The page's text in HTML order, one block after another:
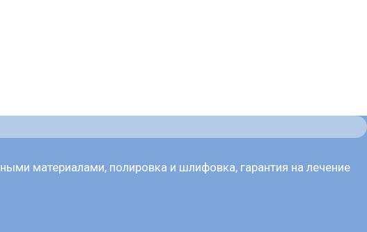
материалами, полировка и шлифовка, гарантия на лечение